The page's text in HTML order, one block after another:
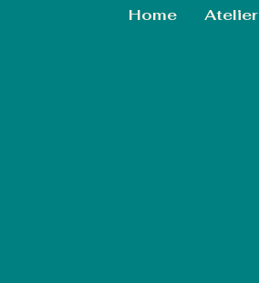
Home Atelier